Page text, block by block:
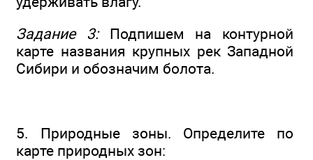
Задание 3: Подпишем на контурной
карте названия крупных рек Западной
Сибири и обозначим болота.
5. Природные зоны. Определите по
карте природных зон: